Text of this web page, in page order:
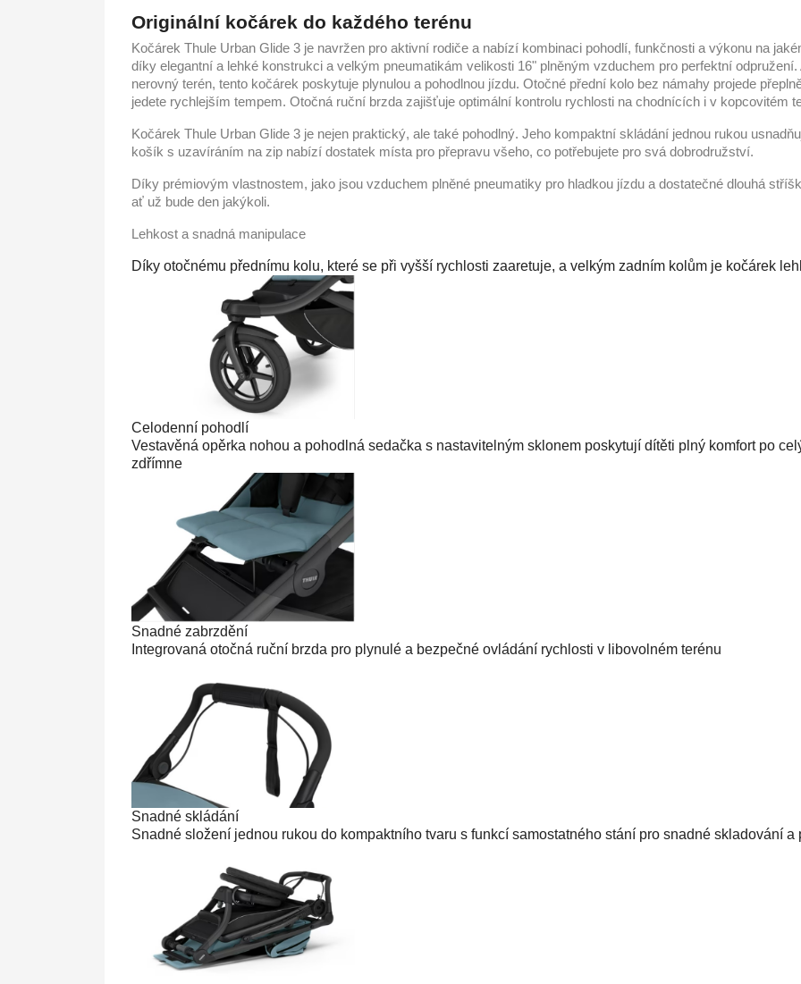
Originální kočárek do každého terénu
Kočárek Thule Urban Glide 3 je navržen pro aktivní rodiče a nabízí kombinaci pohodlí, funkčnosti a výkonu na
díky elegantní a lehké konstrukci a velkým pneumatikám velikosti 16" plněným vzduchem pro perfektní
nerovný terén, tento kočárek poskytuje plynulou a pohodlnou jízdu. Otočné přední kolo bez námahy projede
jedete rychlejším tempem. Otočná ruční brzda zajišťuje optimální kontrolu rychlosti na chodnících i v kopcovitém
Kočárek Thule Urban Glide 3 je nejen praktický, ale také pohodlný. Jeho kompaktní skládání jednou rukou
košík s uzavíráním na zip nabízí dostatek místa pro přepravu všeho, co potřebujete pro svá dobrodružství.
Díky prémiovým vlastnostem, jako jsou vzduchem plněné pneumatiky pro hladkou jízdu a dostatečné dlouhá
ať už bude den jakýkoli.
Lehkost a snadná manipulace
Díky otočnému přednímu kolu, které se při vyšší rychlosti zaaretuje, a velkým zadním kolům je kočárek
Celodenní pohodlí
Vestavěná opěrka nohou a pohodlná sedačka s nastavitelným sklonem poskytují dítěti plný komfort po
zdřímne
Snadné zabrzdění
Integrovaná otočná ruční brzda pro plynulé a bezpečné ovládání rychlosti v libovolném terénu
Snadné skládání
Snadné složení jednou rukou do kompaktního tvaru s funkcí samostatného stání pro snadné skladování a